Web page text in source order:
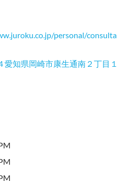
personal/consulta
愛知県岡崎市康生通南２丁目１